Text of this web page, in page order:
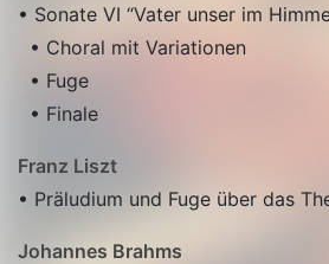
• Sonate VI “Vater unser im
• Choral mit Variationen
• Fuge
• Finale
Franz Liszt
• Präludium und Fuge über das
Johannes Brahms